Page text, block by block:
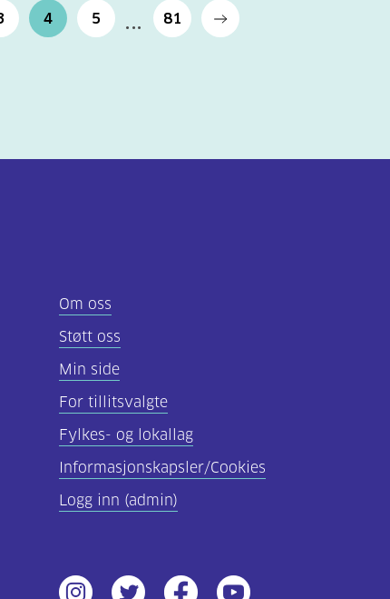
4 5 81
Om oss
Støtt oss
Min side
For tillitsvalgte
Fylkes- og lokallag
Informasjonskapsler/Cookies
Logg inn (admin)
InstagramTwitter FacebookYoutube